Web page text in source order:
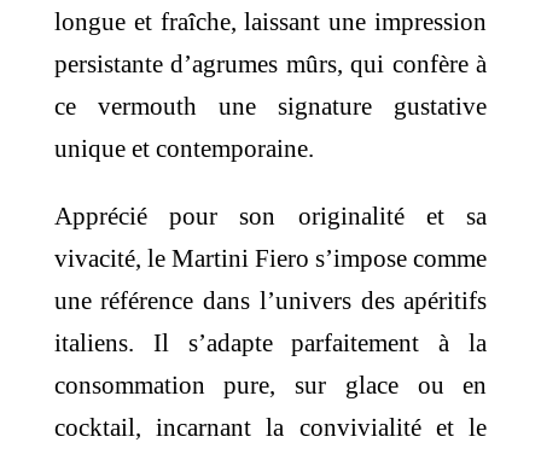
longue et fraîche, laissant une impression
persistante d’agrumes mûrs, qui confère à
ce vermouth une signature gustative
unique et contemporaine.
Apprécié pour son originalité et sa
vivacité, le Martini Fiero s’impose comme
une référence dans l’univers des apéritifs
italiens. Il s’adapte parfaitement à la
consommation pure, sur glace ou en
cocktail, incarnant la convivialité et le